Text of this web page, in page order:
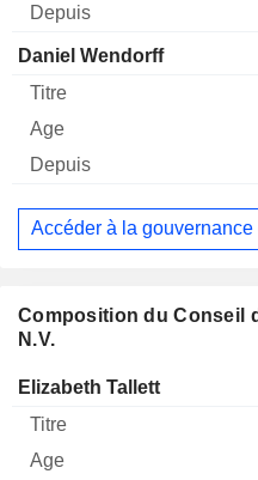
Daniel Wendorff
Accéder à la gouvernance
Composition du Conseil
N.V.
Administrateur Titre
Elizabeth Tallett